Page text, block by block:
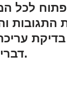
פתוח לכל
התגובות
דברים בשם אומרם.